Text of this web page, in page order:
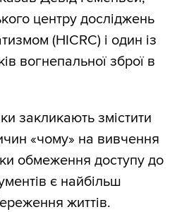
центру досліджень
(HICRC) і один із
вогнепальної зброї в
закликають змістити
«чому» на вивчення
обмеження доступу до
є найбільш
життів.